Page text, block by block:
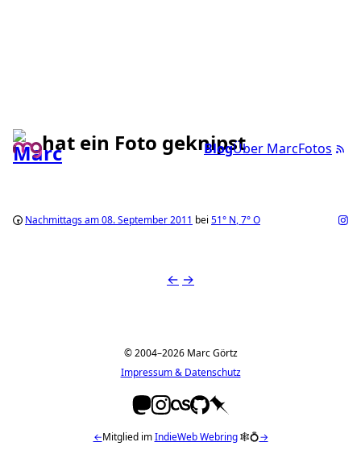
BlogÜber MarcFotos
hat ein Foto geknipst
Nachmittags am 08. September 2011 bei 51° N,7°O
← →
© 2004–2026 Marc Görtz
Impressum & Datenschutz
←Mitglied imIndieWeb Webring🕸💍→